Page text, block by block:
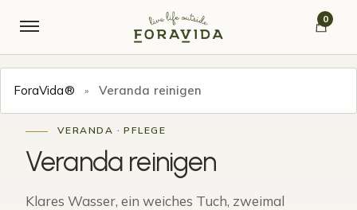
0
ForaVida® » Veranda reinigen
VERANDA · PFLEGE
Veranda reinigen
Klares Wasser, ein weiches Tuch, zweimal